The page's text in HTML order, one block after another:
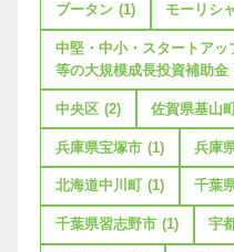
ブータン (1) モーリシ
中堅・中小・スタートア
等の大規模成長投資補助金
中央区 (2) 佐賀県基山
兵庫県宝塚市 (1) 兵庫
北海道中川町 (1) 千葉
千葉県習志野市 (1) 宇